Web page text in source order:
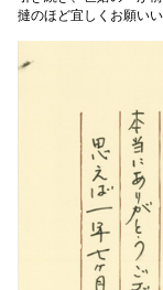
撻のほど宜しくお願いい